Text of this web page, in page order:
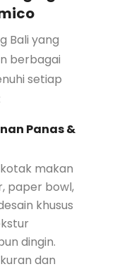
Bali yang
berbagai
setiap
Panas &
makan
paper bowl,
khusus
dingin.
dan